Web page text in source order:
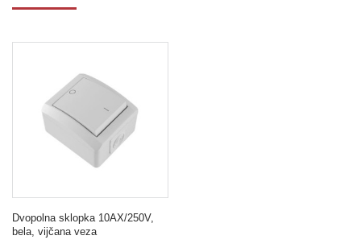
Dvopolna sklopka 10AX/250V,
bela, vijčana veza